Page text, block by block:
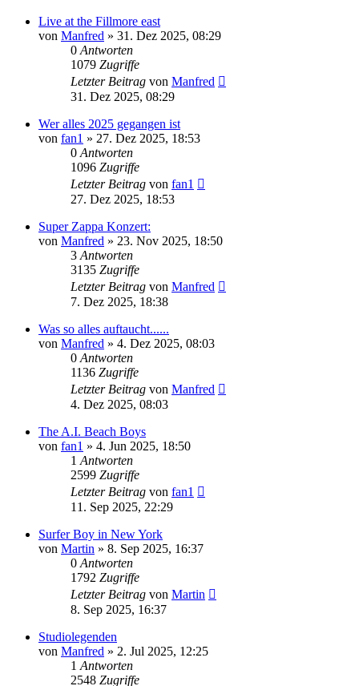
Live at the Fillmore east
von Manfred » 31. Dez 2025, 08:29
0 Antworten
1079 Zugriffe
Letzter Beitrag von Manfred
31. Dez 2025, 08:29
Wer alles 2025 gegangen ist
von fan1 » 27. Dez 2025, 18:53
0 Antworten
1096 Zugriffe
Letzter Beitrag von fan1
27. Dez 2025, 18:53
Super Zappa Konzert:
von Manfred » 23. Nov 2025, 18:50
3 Antworten
3135 Zugriffe
Letzter Beitrag von Manfred
7. Dez 2025, 18:38
Was so alles auftaucht......
von Manfred » 4. Dez 2025, 08:03
0 Antworten
1136 Zugriffe
Letzter Beitrag von Manfred
4. Dez 2025, 08:03
The A.I. Beach Boys
von fan1 » 4. Jun 2025, 18:50
1 Antworten
2599 Zugriffe
Letzter Beitrag von fan1
11. Sep 2025, 22:29
Surfer Boy in New York
von Martin » 8. Sep 2025, 16:37
0 Antworten
1792 Zugriffe
Letzter Beitrag von Martin
8. Sep 2025, 16:37
Studiolegenden
von Manfred » 2. Jul 2025, 12:25
1 Antworten
2548 Zugriffe